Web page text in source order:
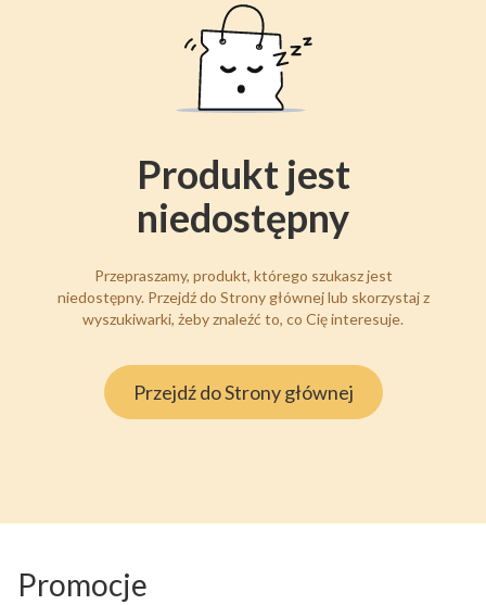
Produkt jest
niedostępny
Przepraszamy, produkt, którego szukasz jest
niedostępny. Przejdź do Strony głównej lub skorzystaj z
wyszukiwarki, żeby znaleźć to, co Cię interesuje.
Przejdź do Strony głównej
Promocje